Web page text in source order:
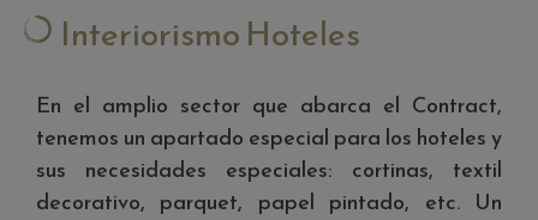
Interiorismo Hoteles
En el amplio sector que abarca el Contract,
tenemos un apartado especial para los hoteles y
sus necesidades especiales: cortinas, textil
decorativo, parquet, papel pintado, etc. Un